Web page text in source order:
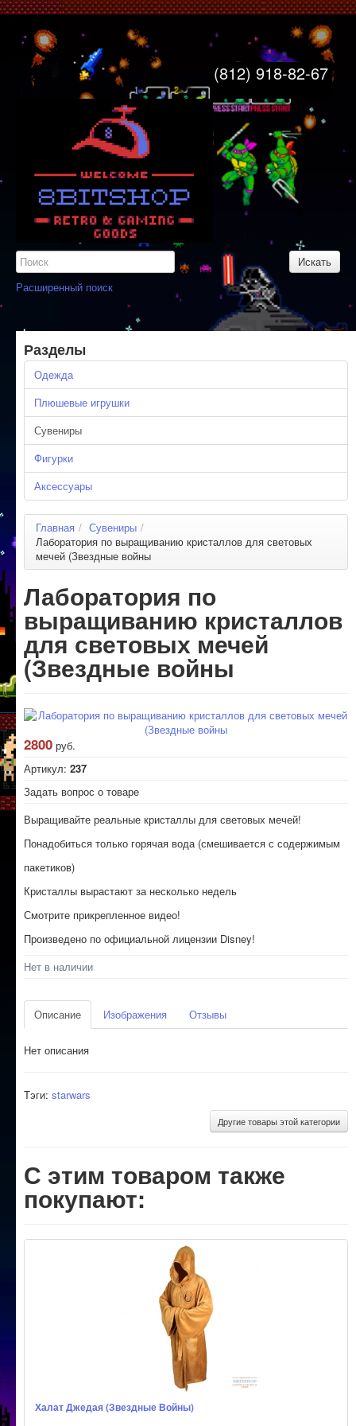
8bitshop
Главная
Свяжитесь с нами
Узнайте больше
Карта сайта
Регистрация
(812) 918-82-67
Расширенный поиск
Разделы
Одежда
Плюшевые игрушки
Сувениры
Фигурки
Аксессуары
Главная / Сувениры /
Лаборатория по выращиванию кристаллов для световых
мечей (Звездные войны
Лаборатория по
выращиванию кристаллов
для световых мечей
(Звездные войны
2800 руб.
Артикул: 237
Задать вопрос о товаре
Выращивайте реальные кристаллы для световых мечей!
Понадобиться только горячая вода (смешивается с содержимым
пакетиков)
Кристаллы вырастают за несколько недель
Смотрите прикрепленное видео!
Произведено по официальной лицензии Disney!
Нет в наличии
Описание Изображения Отзывы
Нет описания
Тэги: starwars
Другие товары этой категории
С этим товаром также
покупают:
Халат Джедая (Звездные Войны)